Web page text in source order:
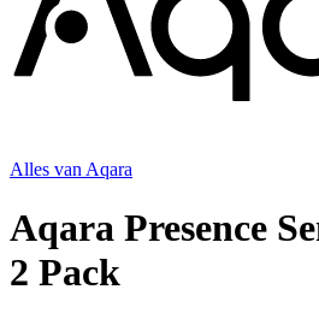
Alles van Aqara
Aqara Presence
2 Pack